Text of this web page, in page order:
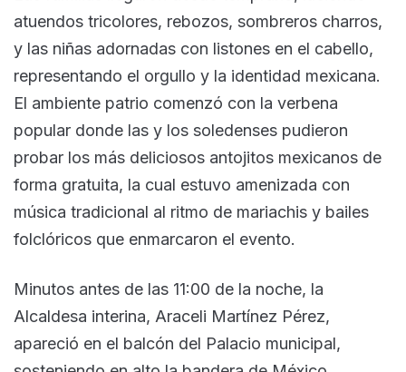
atuendos tricolores, rebozos, sombreros charros,
y las niñas adornadas con listones en el cabello,
representando el orgullo y la identidad mexicana.
El ambiente patrio comenzó con la verbena
popular donde las y los soledenses pudieron
probar los más deliciosos antojitos mexicanos de
forma gratuita, la cual estuvo amenizada con
música tradicional al ritmo de mariachis y bailes
folclóricos que enmarcaron el evento.
Minutos antes de las 11:00 de la noche, la
Alcaldesa interina, Araceli Martínez Pérez,
apareció en el balcón del Palacio municipal,